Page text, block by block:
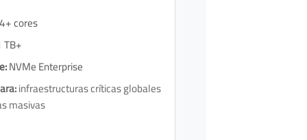
cores
TB+
NVMe Enterprise
infraestructuras críticas globales
masivas